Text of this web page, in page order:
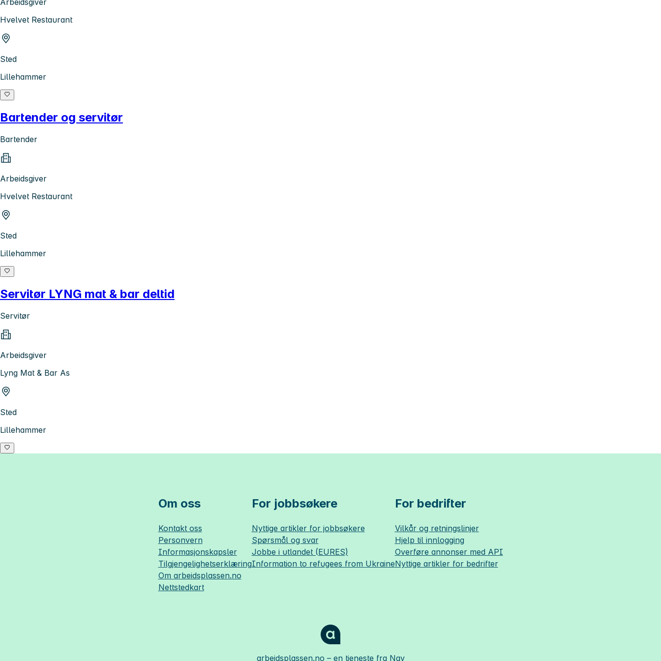
Hvelvet Restaurant
Sted
Lillehammer
Bartender og servitør
Bartender
Arbeidsgiver
Hvelvet Restaurant
Sted
Lillehammer
Servitør LYNG mat & bar deltid
Servitør
Arbeidsgiver
Lyng Mat & Bar As
Sted
Lillehammer
Om oss
Kontakt oss
Personvern
Informasjonskapsler
Tilgjengelighetserklæring
Om arbeidsplassen.no
Nettstedkart
For jobbsøkere
Nyttige artikler for jobbsøkere
Spørsmål og svar
Jobbe i utlandet (EURES)
Information to refugees from Ukraine
For bedrifter
Vilkår og retningslinjer
Hjelp til innlogging
Overføre annonser med API
Nyttige artikler for bedrifter
arbeidsplassen.no – en tjeneste fra Nav